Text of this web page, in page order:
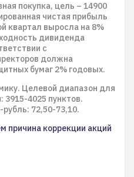
покупка, цель – 14900
чистая прибыль
квартал выросла на 8%
дивиденда
с
должна
бумаг 2% годовых.
Целевой диапазон для
4025 пунктов.
72,50-73,10.
причина коррекции акций